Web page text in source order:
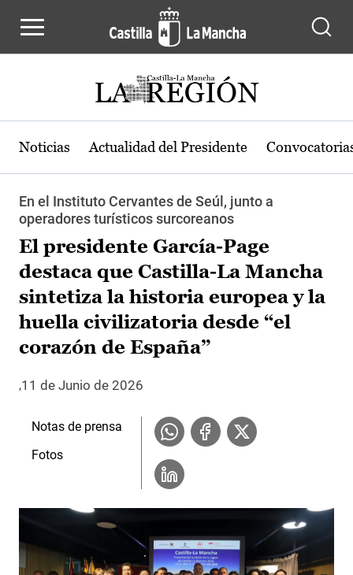
Noticias Actualidad del Presidente
En el Instituto Cervantes de Seúl, junto a
operadores turísticos surcoreanos
El presidente García-Page
destaca que Castilla-La Mancha
sintetiza la historia europea y la
huella civilizatoria desde “el
corazón de España”
11 de Junio de 2026
Notas de prensa
Fotos